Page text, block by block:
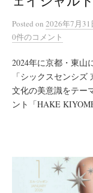
Posted on 2026年7月31
0件のコメント
2024年に京都・東山
「シックスセンシ
文化の美意識をテー
ント「HAKE